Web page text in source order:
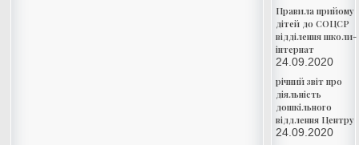
Правила прийому
дітей до СОЦСР
відділення школи-
інтернат
24.09.2020
річний звіт про
діяльність
дошкільного
віддлення Центру
24.09.2020